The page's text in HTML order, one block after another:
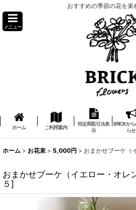
おすすめの季節の花を束
メニュー
ホーム ご利用案内
特定商取引法表
示
BRICKか
らせ
ホーム > お花束 > 5,000円 > おまかせブーケ
おまかせブーケ（イエロー・オ
５]